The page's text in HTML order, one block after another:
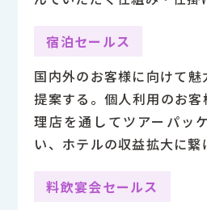
宿泊セールス
国内外のお客様に向けて魅
提案する。個人利用のお
理店を通してツアーパッ
い、ホテルの収益拡大に繋
料飲宴会セールス